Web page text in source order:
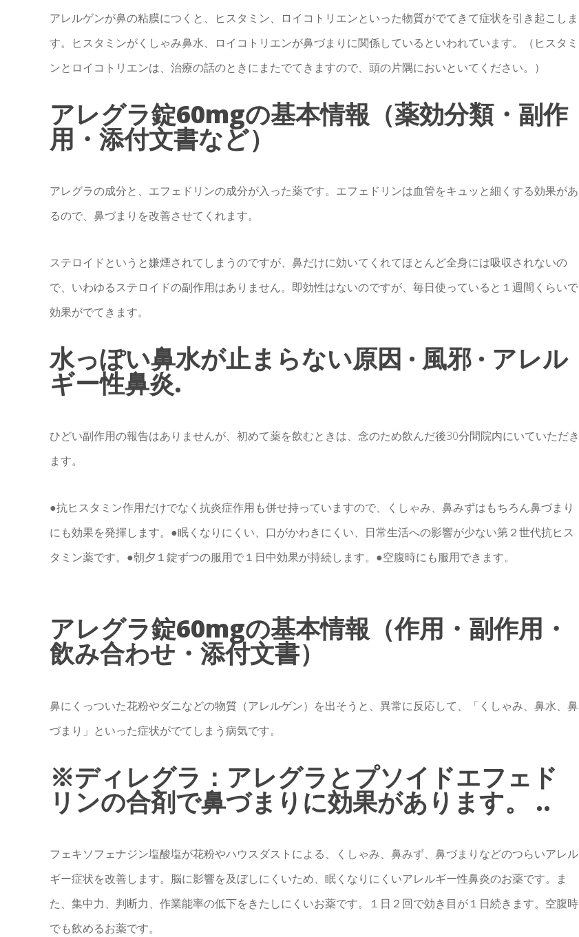
アレルゲンが鼻の粘膜につくと、ヒスタミン、ロイコトリエンといった物質がでてきて症状を引き起こしま
す。ヒスタミンがくしゃみ鼻水、ロイコトリエンが鼻づまりに関係しているといわれています。（ヒスタミ
ンとロイコトリエンは、治療の話のときにまたでてきますので、頭の片隅においといてください。）
アレグラ錠60mgの基本情報（薬効分類・副作
用・添付文書など）
アレグラの成分と、エフェドリンの成分が入った薬です。エフェドリンは血管をキュッと細くする効果があ
るので、鼻づまりを改善させてくれます。
ステロイドというと嫌煙されてしまうのですが、鼻だけに効いてくれてほとんど全身には吸収されないの
で、いわゆるステロイドの副作用はありません。即効性はないのですが、毎日使っていると１週間くらいで
効果がでてきます。
水っぽい鼻水が止まらない原因 · 風邪 · アレル
ギー性鼻炎.
ひどい副作用の報告はありませんが、初めて薬を飲むときは、念のため飲んだ後30分間院内にいていただき
ます。
●抗ヒスタミン作用だけでなく抗炎症作用も併せ持っていますので、くしゃみ、鼻みずはもちろん鼻づまり
にも効果を発揮します。●眠くなりにくい、口がかわきにくい、日常生活への影響が少ない第２世代抗ヒス
タミン薬です。●朝夕１錠ずつの服用で１日中効果が持続します。●空腹時にも服用できます。
アレグラ錠60mgの基本情報（作用・副作用・
飲み合わせ・添付文書）
鼻にくっついた花粉やダニなどの物質（アレルゲン）を出そうと、異常に反応して、「くしゃみ、鼻水、鼻
づまり」といった症状がでてしまう病気です。
※ディレグラ：アレグラとプソイドエフェド
リンの合剤で鼻づまりに効果があります。 ..
フェキソフェナジン塩酸塩が花粉やハウスダストによる、くしゃみ、鼻みず、鼻づまりなどのつらいアレル
ギー症状を改善します。脳に影響を及ぼしにくいため、眠くなりにくいアレルギー性鼻炎のお薬です。ま
た、集中力、判断力、作業能率の低下をきたしにくいお薬です。１日２回で効き目が１日続きます。空腹時
でも飲めるお薬です。